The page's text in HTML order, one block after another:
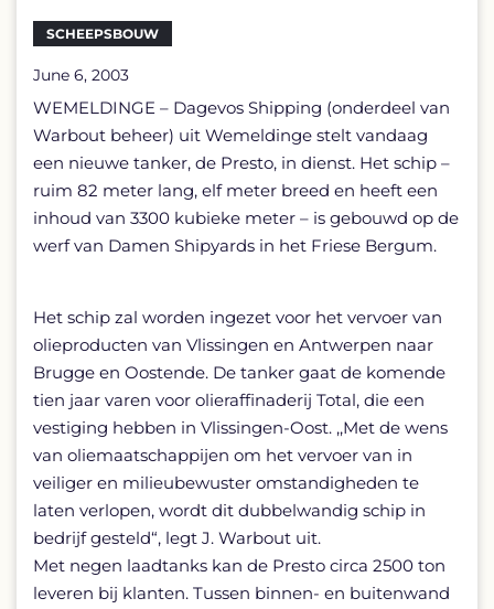
SCHEEPSBOUW
June 6, 2003
WEMELDINGE – Dagevos Shipping (onderdeel van
Warbout beheer) uit Wemeldinge stelt vandaag
een nieuwe tanker, de Presto, in dienst. Het schip –
ruim 82 meter lang, elf meter breed en heeft een
inhoud van 3300 kubieke meter – is gebouwd op de
werf van Damen Shipyards in het Friese Bergum.
Het schip zal worden ingezet voor het vervoer van
olieproducten van Vlissingen en Antwerpen naar
Brugge en Oostende. De tanker gaat de komende
tien jaar varen voor olieraffinaderij Total, die een
vestiging hebben in Vlissingen-Oost. ,,Met de wens
van oliemaatschappijen om het vervoer van in
veiliger en milieubewuster omstandigheden te
laten verlopen, wordt dit dubbelwandig schip in
bedrijf gesteld“, legt J. Warbout uit.
Met negen laadtanks kan de Presto circa 2500 ton
leveren bij klanten. Tussen binnen- en buitenwand